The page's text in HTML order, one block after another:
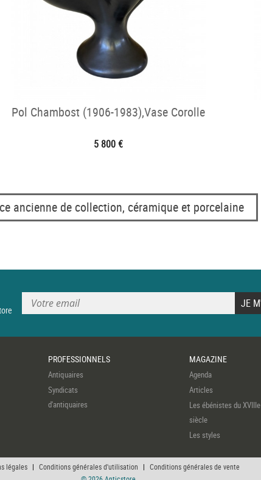
Pol Chambost (1906-1983),Vase Corolle
5 800 €
ancienne de collection, céramique et porcelaine
PROFESSIONNELS
Antiquaires
Syndicats
d'antiquaires
MAGAZINE
Agenda
Articles
Les ébénistes du XVIIIe
siècle
Les styles
légales | Conditions générales d'utilisation | Conditions générales de vente